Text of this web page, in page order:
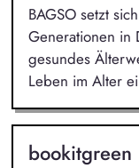
BAGSO setzt
Generationen in
gesundes
Leben im Alter
bookitgreen